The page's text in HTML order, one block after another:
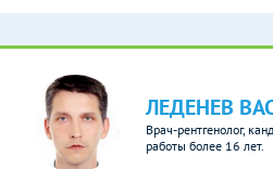
ЛЕДЕНЕВ
Врач-рентгенолог,
работы более 16 лет.